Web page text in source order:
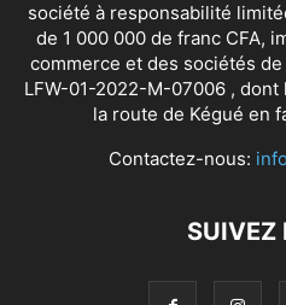
société à responsabilité
de 1 000 000 de franc CFA,
commerce et des sociétés
LFW-01-2022-M-07006 ,
la route de Kégué en
Contactez-nous:
SUIVEZ